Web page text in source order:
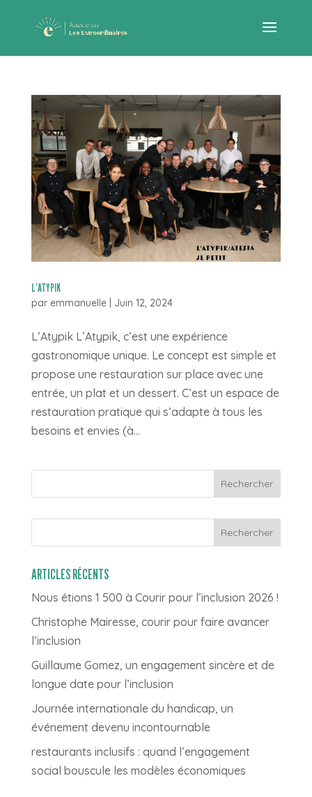
L’ATYPIK
par emmanuelle| Juin 12, 2024
L’Atypik L’Atypik, c’est une expérience
gastronomique unique. Le concept est simple et
propose une restauration sur place avec une
entrée, un plat et un dessert. C’est un espace de
restauration pratique qui s’adapte à tous les
besoins et envies (à...
Rechercher
ARTICLES RÉCENTS
Nous étions 1 500 à Courir pour l’inclusion 2026 !
Christophe Mairesse, courir pour faire avancer
l’inclusion
Guillaume Gomez, un engagement sincère et de
longue date pour l’inclusion
Journée internationale du handicap, un
événement devenu incontournable
restaurants inclusifs : quand l’engagement
social bouscule les modèles économiques